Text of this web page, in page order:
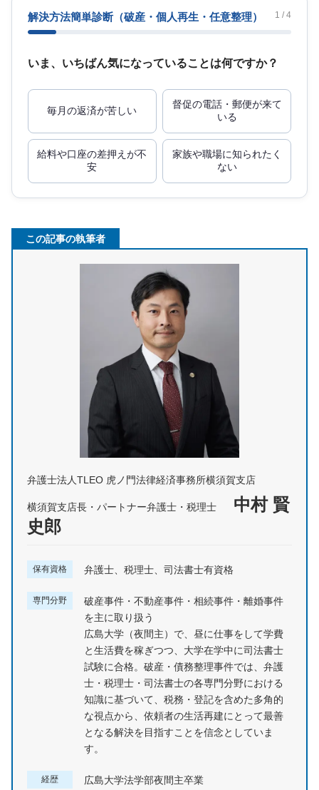
解決方法簡単診断（破産・個人再生・任意整理） 1 / 4
いま、いちばん気になっていることは何ですか？
毎月の返済が苦しい
督促の電話・郵便が来て
いる
給料や口座の差押えが不
安
家族や職場に知られたく
ない
この記事の執筆者
弁護士法人TLEO 虎ノ門法律経済事務所横須賀支店
横須賀支店長・パートナー弁護士・税理士
中村 賢
史郎
保有資格 弁護士、税理士、司法書士有資格
専門分野
破産事件・不動産事件・相続事件・離婚事件
を主に取り扱う
広島大学（夜間主）で、昼に仕事をして学費
と生活費を稼ぎつつ、大学在学中に司法書士
試験に合格。破産・債務整理事件では、弁護
士・税理士・司法書士の各専門分野における
知識に基づいて、税務・登記を含めた多角的
な視点から、依頼者の生活再建にとって最善
となる解決を目指すことを信念としていま
す。
経歴
広島大学法学部夜間主卒業